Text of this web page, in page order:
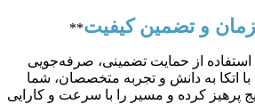
و تضمین کیفیت**
استفاده از حمایت تضمینی، صرفه‌جویی
اتکا به دانش و تجربه متخصصان، شما
پرهیز کرده و مسیر را با سرعت و کارایی